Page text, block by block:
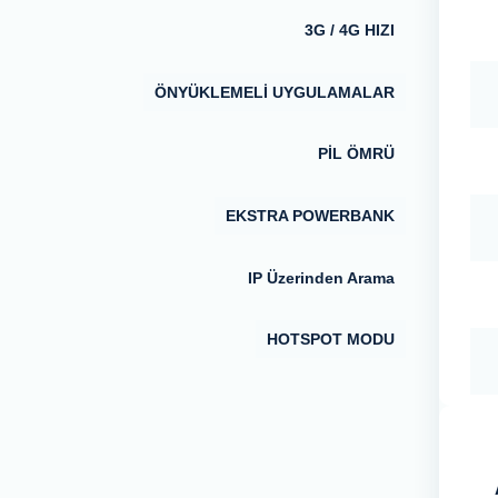
3G / 4G HIZI
ÖNYÜKLEMELİ UYGULAMALAR
PİL ÖMRÜ
EKSTRA POWERBANK
IP Üzerinden Arama
HOTSPOT MODU